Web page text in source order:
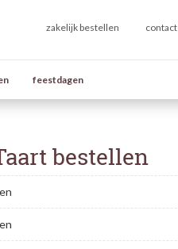
zakelijk bestellen contact
feestdagen
bestellen